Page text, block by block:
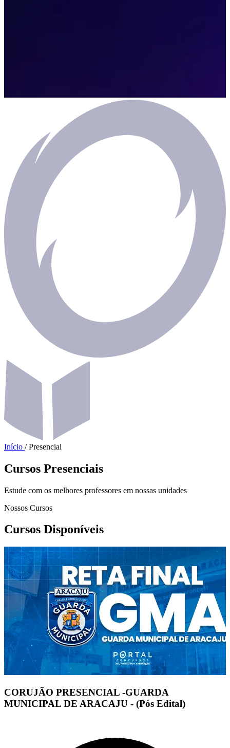
Início / Presencial
Cursos Presenciais
Estude com os melhores professores em nossas unidades
Nossos Cursos
Cursos Disponíveis
CORUJÃO PRESENCIAL -GUARDA
MUNICIPAL DE ARACAJU - (Pós Edital)